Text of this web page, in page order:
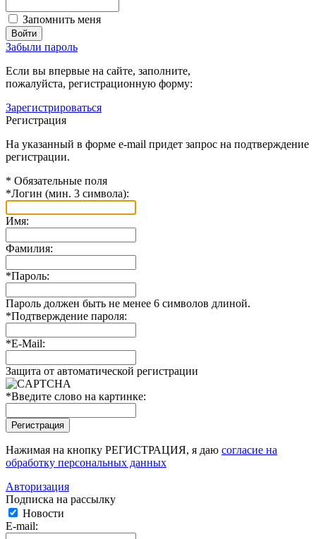
Запомнить меня
Забыли пароль
Если вы впервые на сайте, заполните,
пожалуйста, регистрационную форму:
Зарегистрироваться
Регистрация
На указанный в форме e-mail придет запрос на подтверждение
регистрации.
* Обязательные поля
*Логин (мин. 3 символа):
Имя:
Фамилия:
*Пароль:
Пароль должен быть не менее 6 символов длиной.
*Подтверждение пароля:
*E-Mail:
Защита от автоматической регистрации
*Введите слово на картинке:
Нажимая на кнопку РЕГИСТРАЦИЯ, я даю согласие на
обработку персональных данных
Авторизация
Подписка на рассылку
Новости
E-mail: